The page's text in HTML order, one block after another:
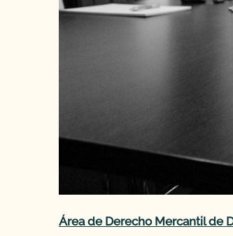
Área de Derecho Mercantil de